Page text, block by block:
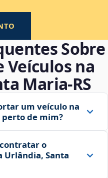
Sobre
Veículos na
Maria‑RS
um veículo na
perto de mim?
o
Urlândia, Santa